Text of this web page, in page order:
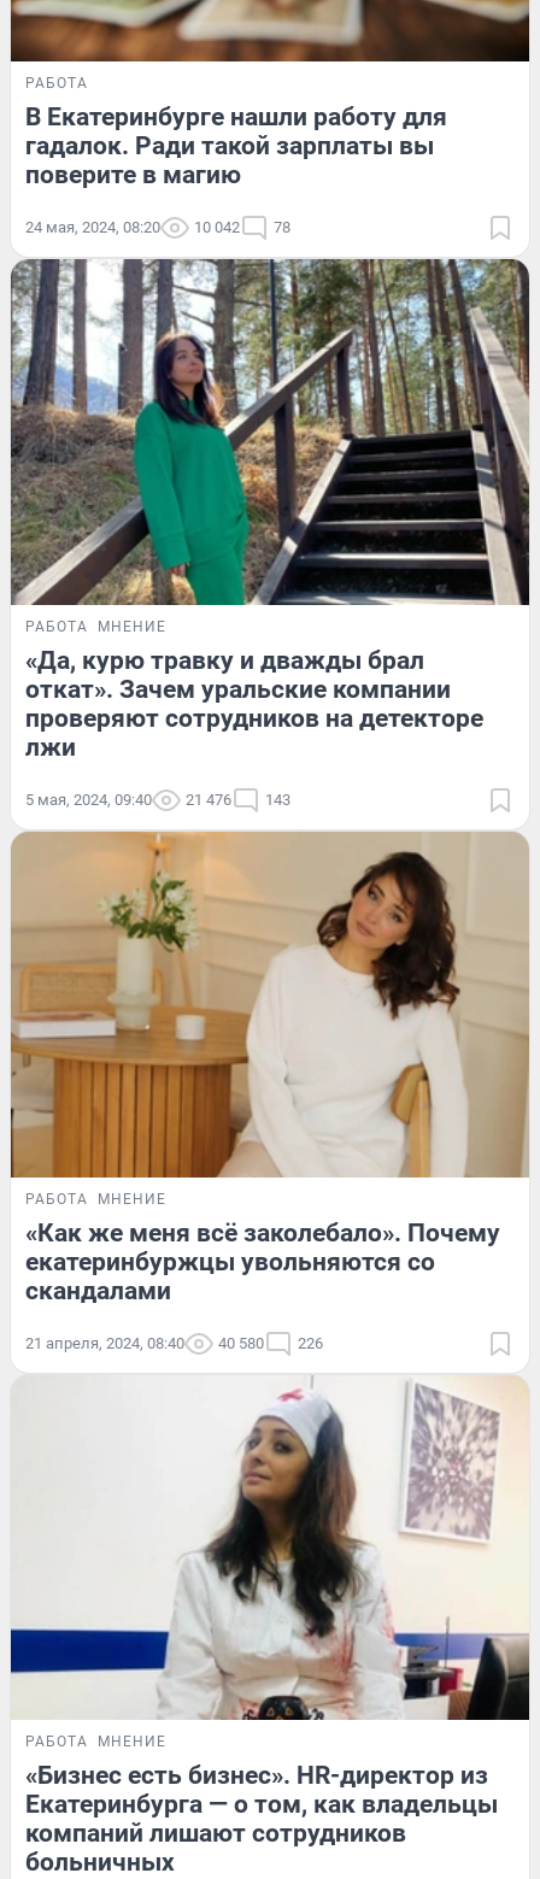
РАБОТА
В Екатеринбурге нашли работу для
гадалок. Ради такой зарплаты вы
поверите в магию
24 мая, 2024, 08:20 10 042 78
РАБОТА МНЕНИЕ
«Да, курю травку и дважды брал
откат». Зачем уральские компании
проверяют сотрудников на детекторе
лжи
5 мая, 2024, 09:40 21 476 143
РАБОТА МНЕНИЕ
«Как же меня всё заколебало». Почему
екатеринбуржцы увольняются со
скандалами
21 апреля, 2024, 08:40 40 580 226
РАБОТА МНЕНИЕ
«Бизнес есть бизнес». HR-директор из
Екатеринбурга — о том, как владельцы
компаний лишают сотрудников
больничных